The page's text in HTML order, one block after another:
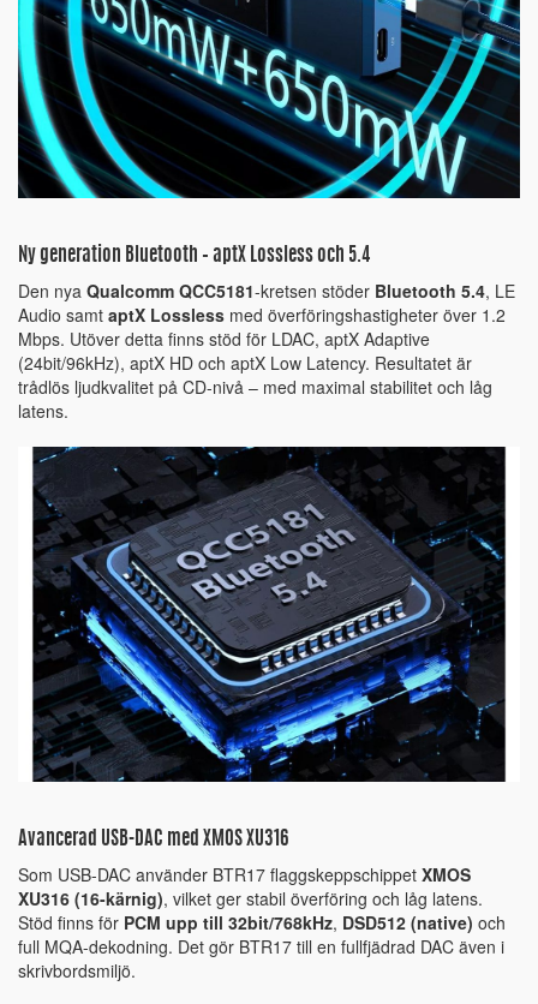
Ny generation Bluetooth – aptX Lossless och 5.4
Den nya Qualcomm QCC5181-kretsen stöder Bluetooth 5.4, LE
Audio samt aptX Lossless med överföringshastigheter över 1.2
Mbps. Utöver detta finns stöd för LDAC, aptX Adaptive
(24bit/96kHz), aptX HD och aptX Low Latency. Resultatet är
trådlös ljudkvalitet på CD-nivå – med maximal stabilitet och låg
latens.
Avancerad USB-DAC med XMOS XU316
Som USB-DAC använder BTR17 flaggskeppschippet XMOS
XU316 (16-kärnig), vilket ger stabil överföring och låg latens.
Stöd finns för PCM upp till 32bit/768kHz, DSD512 (native) och
full MQA-dekodning. Det gör BTR17 till en fullfjädrad DAC även i
skrivbordsmiljö.